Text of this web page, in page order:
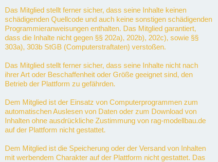
Das Mitglied stellt ferner sicher, dass seine Inhalte keinen
schädigenden Quellcode und auch keine sonstigen schädigenden
Programmieranweisungen enthalten. Das Mitglied garantiert,
dass die Inhalte nicht gegen §§ 202a), 202b), 202c), sowie §§
303a), 303b StGB (Computerstraftaten) verstoßen.
Das Mitglied stellt ferner sicher, dass seine Inhalte nicht nach
ihrer Art oder Beschaffenheit oder Größe geeignet sind, den
Betrieb der Plattform zu gefährden.
Dem Mitglied ist der Einsatz von Computerprogrammen zum
automatischen Auslesen von Daten oder zum Download von
Inhalten ohne ausdrückliche Zustimmung von rag-modellbau.de
auf der Plattform nicht gestattet.
Dem Mitglied ist die Speicherung oder der Versand von Inhalten
mit werbendem Charakter auf der Plattform nicht gestattet. Das